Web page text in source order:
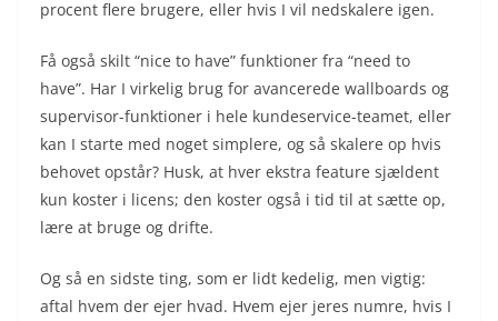
procent flere brugere, eller hvis I vil nedskalere igen.
Få også skilt “nice to have” funktioner fra “need to
have”. Har I virkelig brug for avancerede wallboards og
supervisor-funktioner i hele kundeservice-teamet, eller
kan I starte med noget simplere, og så skalere op hvis
behovet opstår? Husk, at hver ekstra feature sjældent
kun koster i licens; den koster også i tid til at sætte op,
lære at bruge og drifte.
Og så en sidste ting, som er lidt kedelig, men vigtig:
aftal hvem der ejer hvad. Hvem ejer jeres numre, hvis I